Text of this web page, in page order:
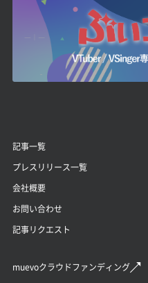
記事一覧
プレスリリース一覧
会社概要
お問い合わせ
記事リクエスト
muevoクラウドファンディング